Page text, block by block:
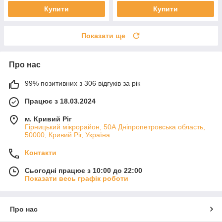
Купити Купити
Показати ще
Про нас
99% позитивних з 306 відгуків за рік
Працює з 18.03.2024
м. Кривий Ріг
Гірницький мікрорайон, 50А Дніпропетровська область,
50000, Кривий Ріг, Україна
Контакти
Сьогодні працює з 10:00 до 22:00
Показати весь графік роботи
Про нас